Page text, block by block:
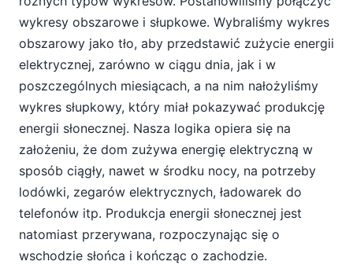
wykresy obszarowe i słupkowe. Wybraliśmy wykres
obszarowy jako tło, aby przedstawić zużycie energii
elektrycznej, zarówno w ciągu dnia, jak i w
poszczególnych miesiącach, a na nim nałożyliśmy
wykres słupkowy, który miał pokazywać produkcję
energii słonecznej. Nasza logika opiera się na
założeniu, że dom zużywa energię elektryczną w
sposób ciągły, nawet w środku nocy, na potrzeby
lodówki, zegarów elektrycznych, ładowarek do
telefonów itp. Produkcja energii słonecznej jest
natomiast przerywana, rozpoczynając się o
wschodzie słońca i kończąc o zachodzie.